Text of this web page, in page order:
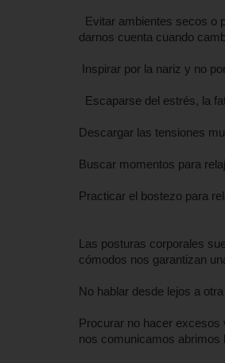
Evitar ambientes secos o
darnos cuenta cuando
Inspirar por la nariz y no
Escaparse del estrés, la
Descargar las tensiones
Buscar momentos para
Practicar el bostezo para
Las posturas corporales
cómodos nos garantizan
No hablar desde lejos a
Procurar no hacer excesos
nos comunicamos abrimos